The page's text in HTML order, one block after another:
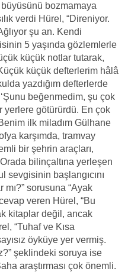
bozmamaya
verdi Hürel, “Direniyor.
şu an. Kendi
5 yaşında gözlemlerle
küçük notlar tutarak,
küçük defterlerim hâlâ
yazdığım defterlerde
beğenmedim, şu çok
yerlere götürürdü. En çok
ilk miladım Gülhane
karşımda, tramvay
bir şehrin araçları,
bilinçaltına yerleşen
sevgisinin başlangıcını
mı?” sorusuna “Ayak
veren Hürel, “Bu
kitaplar değil, ancak
“Tuhaf ve Kısa
öyküye yer vermiş.
şeklindeki soruya ise
araştırması çok önemli.